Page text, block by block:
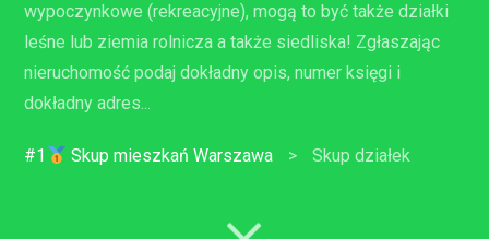
wypoczynkowe (rekreacyjne), mogą to być także działki
leśne lub ziemia rolnicza a także siedliska! Zgłaszając
nieruchomość podaj dokładny opis, numer księgi i
dokładny adres...
#1 Skup mieszkań Warszawa > Skup działek